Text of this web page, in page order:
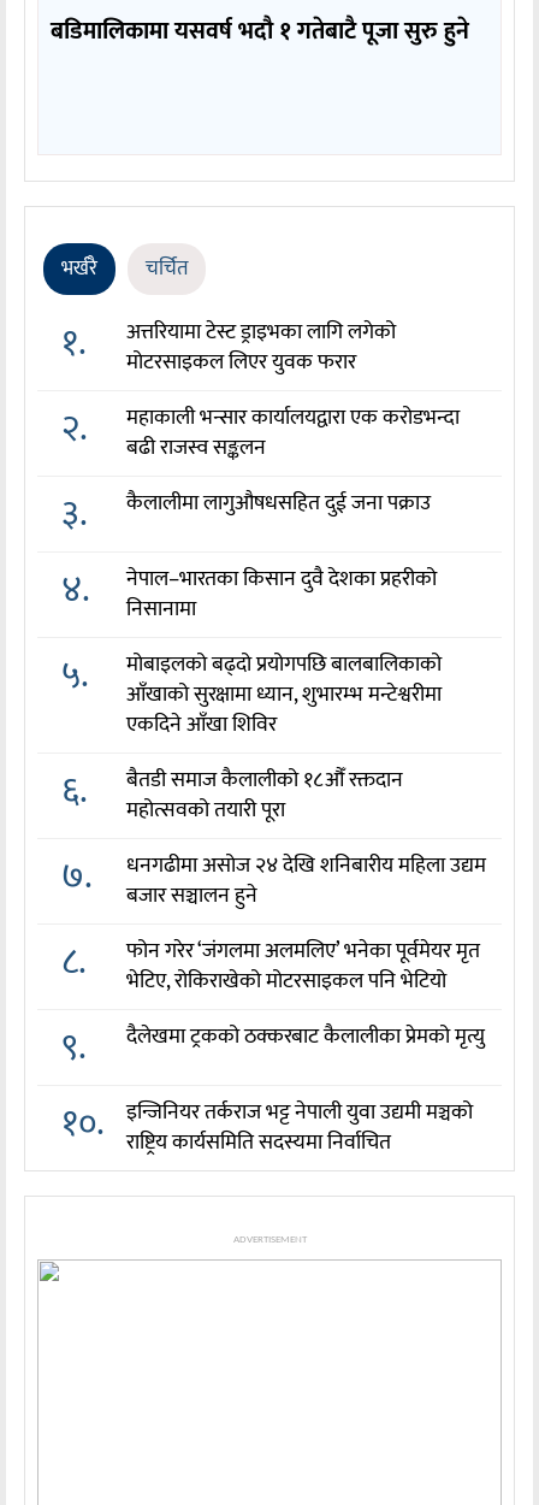
बडिमालिकामा यसवर्ष भदौ १ गतेबाटै पूजा सुरु हुने
भर्खरै चर्चित
१.
अत्तरियामा टेस्ट ड्राइभका लागि लगेको
मोटरसाइकल लिएर युवक फरार
२.
महाकाली भन्सार कार्यालयद्वारा एक करोडभन्दा
बढी राजस्व सङ्कलन
३. कैलालीमा लागुऔषधसहित दुई जना पक्राउ
४.
नेपाल–भारतका किसान दुवै देशका प्रहरीको
निसानामा
५.
मोबाइलको बढ्दो प्रयोगपछि बालबालिकाको
आँखाको सुरक्षामा ध्यान, शुभारम्भ मन्टेश्वरीमा
एकदिने आँखा शिविर
६.
बैतडी समाज कैलालीको १८औँ रक्तदान
महोत्सवको तयारी पूरा
७.
धनगढीमा असोज २४ देखि शनिबारीय महिला उद्यम
बजार सञ्चालन हुने
८.
फोन गरेर ‘जंगलमा अलमलिए’ भनेका पूर्वमेयर मृत
भेटिए, रोकिराखेको मोटरसाइकल पनि भेटियो
९. दैलेखमा ट्रकको ठक्करबाट कैलालीका प्रेमको मृत्यु
१०.
इन्जिनियर तर्कराज भट्ट नेपाली युवा उद्यमी मञ्चको
राष्ट्रिय कार्यसमिति सदस्यमा निर्वाचित
ADVERTISEMENT